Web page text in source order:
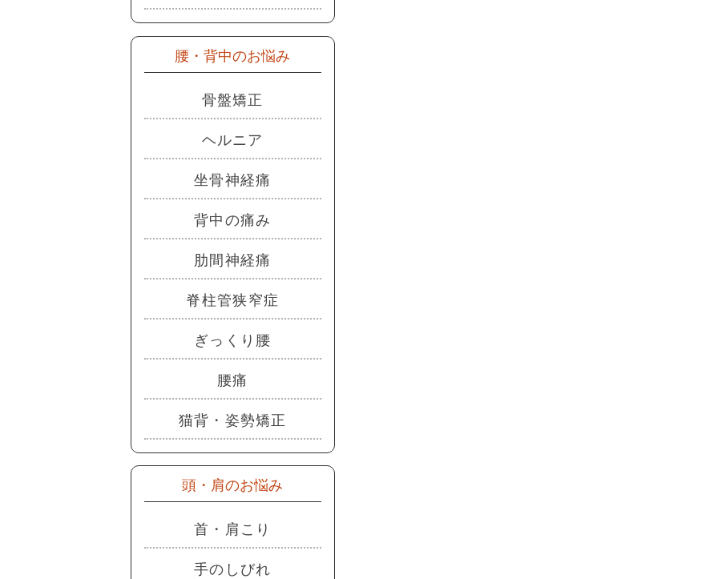
腰・背中のお悩み
骨盤矯正
ヘルニア
坐骨神経痛
背中の痛み
肋間神経痛
脊柱管狭窄症
ぎっくり腰
腰痛
猫背・姿勢矯正
頭・肩のお悩み
首・肩こり
手のしびれ